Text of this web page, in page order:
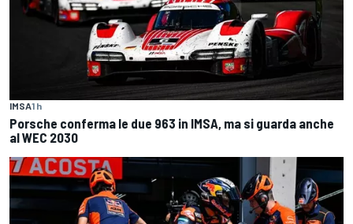
IMSA1 h
Porsche conferma le due 963 in IMSA, ma si guarda anche
al WEC 2030